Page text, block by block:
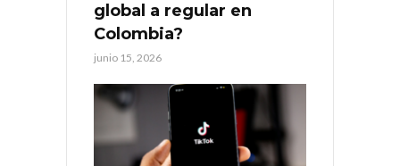
global a regular en
Colombia?
junio 15, 2026